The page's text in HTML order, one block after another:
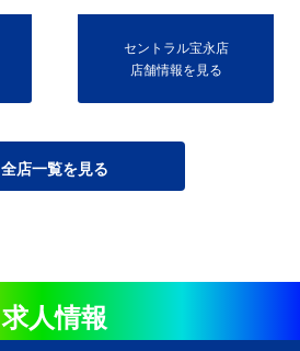
セントラル宝永店
店舗情報を見る
全店一覧を見る
求人情報